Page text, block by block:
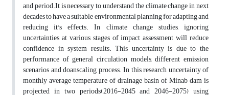
and period.It is necessary to understand the climate change in next
decades to have a suitable environmental planning for adapting and
reducing it's effects. In climate change studies, ignoring
uncertainties at various stages of impact assessment will reduce
confidence in system results. This uncertainty is due to the
performance of general circulation models, different emission
scenarios and doanscaling process. In this research uncertainty of
monthly average temperature of drainage basin of Minab dam is
projected in two periods(2016-2045 and 2046-2075) using